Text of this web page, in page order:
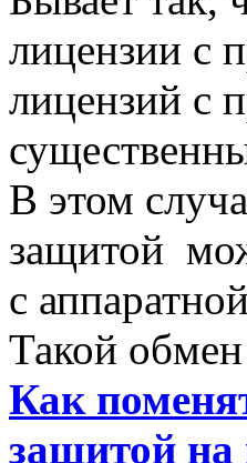
лицензии с
лицензий с
В этом
защитой
с
Такой
Как
защитой